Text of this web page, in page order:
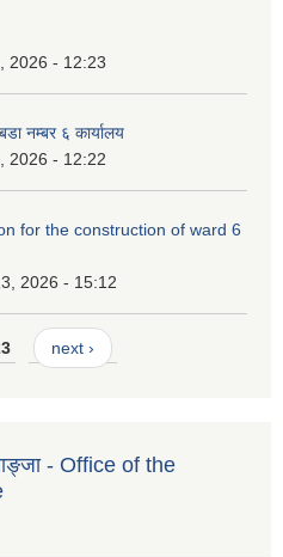
2026 - 12:23
नम्बर ६ कार्यालय
2026 - 12:22
for the construction of ward 6
2026 - 15:12
next ›
- Office of the